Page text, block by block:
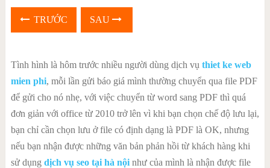
TRƯỚC SAU
Tình hình là hôm trước nhiều người dùng dịch vụ thiet ke web
mien phi, mỗi lần gửi báo giá mình thường chuyển qua file PDF
để gửi cho nó nhẹ, với việc chuyển từ word sang PDF thì quá
đơn giản với office từ 2010 trở lên vì khi bạn chọn chế độ lưu lại,
bạn chỉ cần chọn lưu ở file có định dạng là PDF là OK, nhưng
nếu bạn nhận được những văn bản phản hồi từ khách hàng khi
sử dụng dịch vụ seo tại hà nộinhư của mình là nhận được file